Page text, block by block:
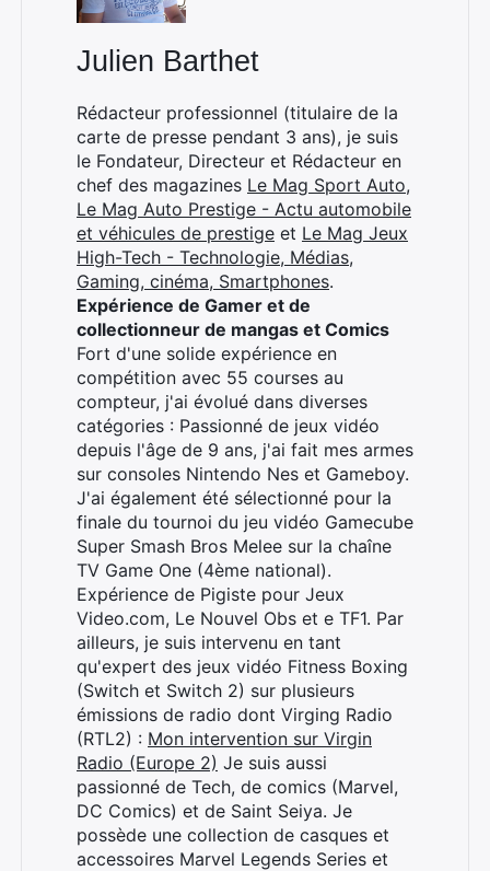
Julien Barthet
Rédacteur professionnel (titulaire de la
carte de presse pendant 3 ans), je suis
le Fondateur, Directeur et Rédacteur en
chef des magazines Le Mag Sport Auto,
Le Mag Auto Prestige - Actu automobile
et véhicules de prestige et Le Mag Jeux
High-Tech - Technologie, Médias,
Gaming, cinéma, Smartphones.
Expérience de Gamer et de
collectionneur de mangas et Comics
Fort d'une solide expérience en
compétition avec 55 courses au
compteur, j'ai évolué dans diverses
catégories : Passionné de jeux vidéo
depuis l'âge de 9 ans, j'ai fait mes armes
sur consoles Nintendo Nes et Gameboy.
J'ai également été sélectionné pour la
finale du tournoi du jeu vidéo Gamecube
Super Smash Bros Melee sur la chaîne
TV Game One (4ème national).
Expérience de Pigiste pour Jeux
Video.com, Le Nouvel Obs et e TF1. Par
ailleurs, je suis intervenu en tant
qu'expert des jeux vidéo Fitness Boxing
(Switch et Switch 2) sur plusieurs
émissions de radio dont Virging Radio
(RTL2) : Mon intervention sur Virgin
Radio (Europe 2) Je suis aussi
passionné de Tech, de comics (Marvel,
DC Comics) et de Saint Seiya. Je
possède une collection de casques et
accessoires Marvel Legends Series et
Rechercher